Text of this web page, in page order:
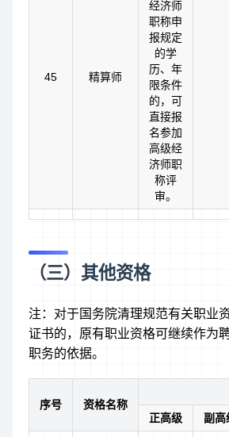
45 精算师
经济师
职称申
报规定
的学
历、年
限条件
的，可
直接报
名参加
高级经
济师职
称评
审。
（三）其他资格
注：对于国务院清理规范有关职业
证书的，原有职业资格可继续作为
职务的依据。
序号 资格名称
正高级 副高